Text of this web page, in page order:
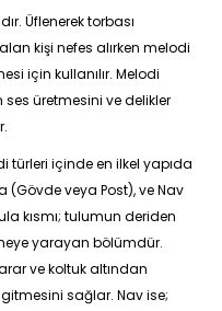
Üflenerek torbası
kişi nefes alırken melodi
için kullanılır. Melodi
üretmesini ve delikler
türleri içinde en ilkel yapıda
(Gövde veya Post), ve Nav
kısmı; tulumun deriden
yarayan bölümdür.
ve koltuk altından
sağlar. Nav ise;